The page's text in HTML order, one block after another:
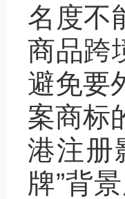
名度不
商品跨
避免要
案商标
港注册
牌”背